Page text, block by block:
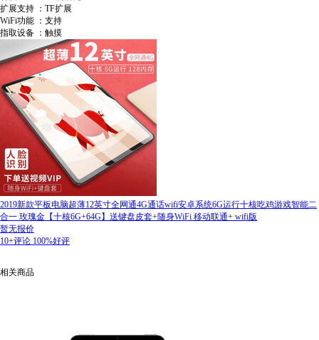
扩展支持 ：TF扩展
WiFi功能 ：支持
指取设备 ：触摸
2019新款平板电脑超薄12英寸全网通4G通话wifi安卓系统6G运行十核吃鸡游戏智能二
合一 玫瑰金【十核6G+64G】送键盘皮套+随身WiFi 移动联通+ wifi版
暂无报价
10+评论 100%好评
相关商品